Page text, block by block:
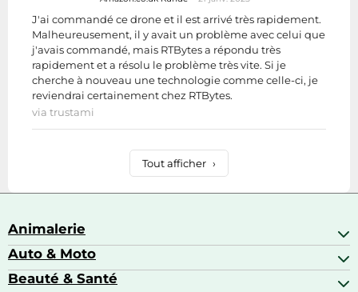
J'ai commandé ce drone et il est arrivé très rapidement.
Malheureusement, il y avait un problème avec celui que
j'avais commandé, mais RTBytes a répondu très
rapidement et a résolu le problème très vite. Si je
cherche à nouveau une technologie comme celle-ci, je
reviendrai certainement chez RTBytes.
via trustami
Tout afficher ›
Animalerie
Abris pour animaux sauvages
Aquariophilie
Auto & Moto
Accessoires auto
Beauté & Santé